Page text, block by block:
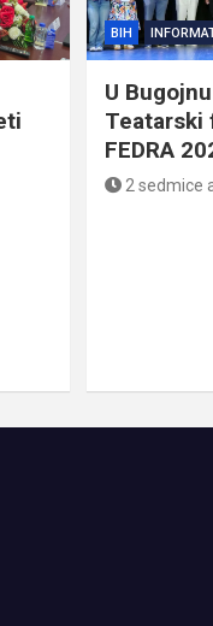
BIH
U
Teatarski
FEDRA
2 sedmice